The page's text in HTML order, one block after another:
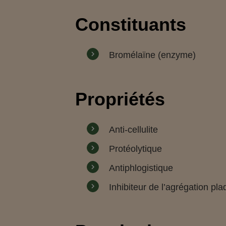
Constituants
Bromélaïne (enzyme)
Propriétés
Anti-cellulite
Protéolytique
Antiphlogistique
Inhibiteur de l’agrégation